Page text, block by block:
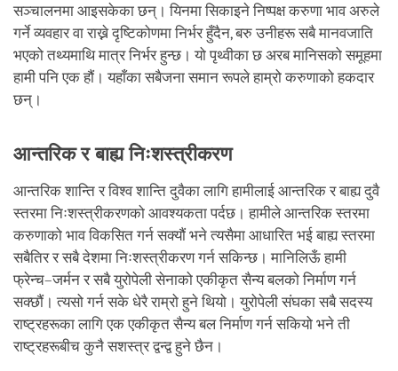
सञ्चालनमा आइसकेका छन्। यिनमा सिकाइने निष्पक्ष करुणा भाव अरुले
गर्ने व्यवहार वा राख्ने दृष्टिकोणमा निर्भर हुँदैन, बरु उनीहरू सबै मानवजाति
भएको तथ्यमाथि मात्र निर्भर हुन्छ। यो पृथ्वीका छ अरब मानिसको समूहमा
हामी पनि एक हौं। यहाँका सबैजना समान रूपले हाम्रो करुणाको हकदार
छन्।
आन्तरिक र बाह्य निःशस्त्रीकरण
आन्तरिक शान्ति र विश्व शान्ति दुवैका लागि हामीलाई आन्तरिक र बाह्य दुवै
स्तरमा निःशस्त्रीकरणको आवश्यकता पर्दछ। हामीले आन्तरिक स्तरमा
करुणाको भाव विकसित गर्न सक्यौं भने त्यसैमा आधारित भई बाह्य स्तरमा
सबैतिर र सबै देशमा निःशस्त्रीकरण गर्न सकिन्छ। मानिलिऊँ हामी
फ्रेन्च–जर्मन र सबै युरोपेली सेनाको एकीकृत सैन्य बलको निर्माण गर्न
सक्छौं। त्यसो गर्न सके धेरै राम्रो हुने थियो। युरोपेली संघका सबै सदस्य
राष्ट्रहरूका लागि एक एकीकृत सैन्य बल निर्माण गर्न सकियो भने ती
राष्ट्रहरूबीच कुनै सशस्त्र द्वन्द्व हुने छैन।